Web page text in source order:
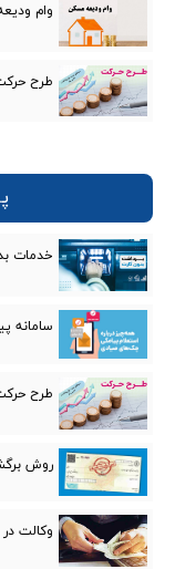
وام ودیعه مسکن
طرح حرکت
خدمات
سامانه
طرح حرکت
روش
وکالت در